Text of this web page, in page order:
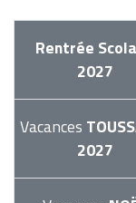
Rentrée
2027
Vacances
2027